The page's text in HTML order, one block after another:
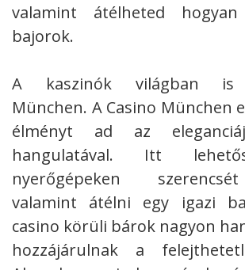
valamint átélheted
bajorok.
A kaszinók világban is
München. A Casino München
élményt ad az
hangulatával. Itt
nyerőgépeken
valamint átélni egy igazi
casino körüli bárok nagyon
hozzájárulnak a